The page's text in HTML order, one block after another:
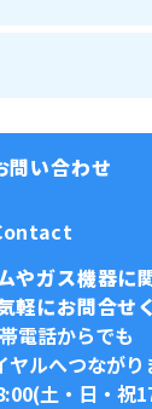
問い合わせ
Contact
やガス機器に
軽にお問合せ
電話からでも
ルへつながり
土・日・祝